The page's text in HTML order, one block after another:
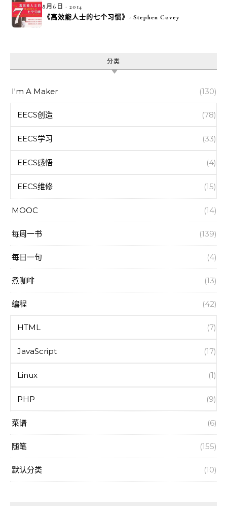
8月6日 · 2014
《高效能人士的七个习惯》- Stephen Covey
分类
I'm A Maker (130)
EECS创造 (78)
EECS学习 (33)
EECS感悟 (4)
EECS维修 (15)
MOOC (14)
每周一书 (139)
每日一句 (4)
煮咖啡 (13)
编程 (42)
HTML (7)
JavaScript (17)
Linux (1)
PHP (9)
菜谱 (6)
随笔 (155)
默认分类 (10)